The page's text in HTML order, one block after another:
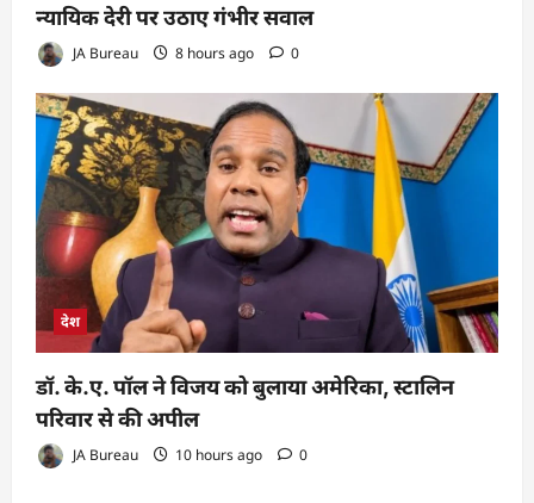
न्यायिक देरी पर उठाए गंभीर सवाल
JA Bureau 8 hours ago 0
देश
डॉ. के.ए. पॉल ने विजय को बुलाया अमेरिका, स्टालिन
परिवार से की अपील
JA Bureau 10 hours ago 0